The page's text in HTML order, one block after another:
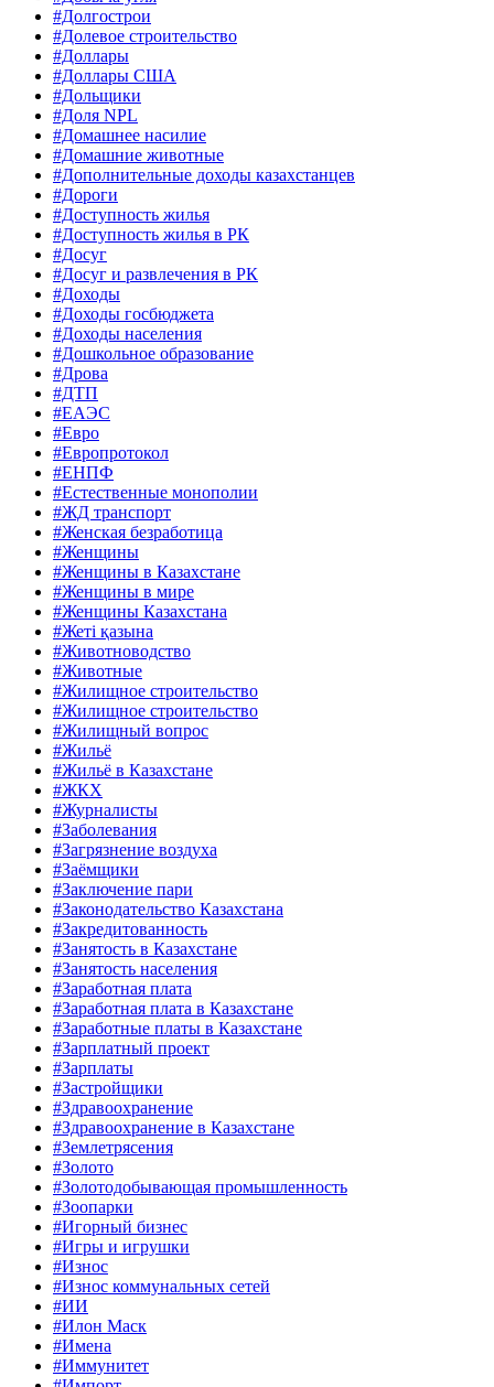
#Долгострои
#Долевое строительство
#Доллары
#Доллары США
#Дольщики
#Доля NPL
#Домашнее насилие
#Домашние животные
#Дополнительные доходы казахстанцев
#Дороги
#Доступность жилья
#Доступность жилья в РК
#Досуг
#Досуг и развлечения в РК
#Доходы
#Доходы госбюджета
#Доходы населения
#Дошкольное образование
#Дрова
#ДТП
#ЕАЭС
#Евро
#Европротокол
#ЕНПФ
#Естественные монополии
#ЖД транспорт
#Женская безработица
#Женщины
#Женщины в Казахстане
#Женщины в мире
#Женщины Казахстана
#Жеті қазына
#Животноводство
#Животные
#Жилищное строительство
#Жилищное строительство
#Жилищный вопрос
#Жильё
#Жильё в Казахстане
#ЖКХ
#Журналисты
#Заболевания
#Загрязнение воздуха
#Заёмщики
#Заключение пари
#Законодательство Казахстана
#Закредитованность
#Занятость в Казахстане
#Занятость населения
#Заработная плата
#Заработная плата в Казахстане
#Заработные платы в Казахстане
#Зарплатный проект
#Зарплаты
#Застройщики
#Здравоохранение
#Здравоохранение в Казахстане
#Землетрясения
#Золото
#Золотодобывающая промышленность
#Зоопарки
#Игорный бизнес
#Игры и игрушки
#Износ
#Износ коммунальных сетей
#ИИ
#Илон Маск
#Имена
#Иммунитет